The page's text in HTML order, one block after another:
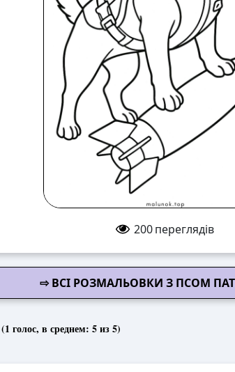
200переглядів
⇨ ВСІ РОЗМАЛЬОВКИ З ПСОМ
(1 голос, в среднем: 5из 5)